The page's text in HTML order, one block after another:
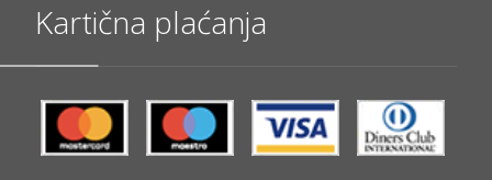
Kartična plaćanja